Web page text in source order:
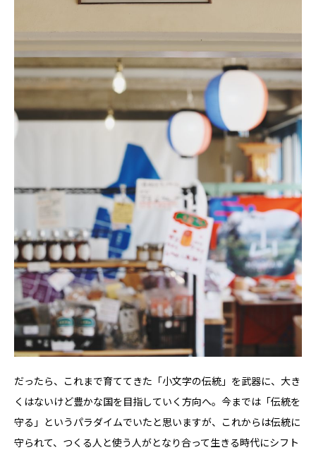
だったら、これまで育ててきた「小文字の伝統」を武器に、大き
くはないけど豊かな国を目指していく方向へ。今までは「伝統を
守る」というパラダイムでいたと思いますが、これからは伝統に
守られて、つくる人と使う人がとなり合って生きる時代にシフト